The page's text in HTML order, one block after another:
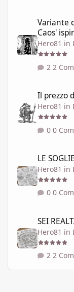
Variante
Caos'
Hero81 in
2
Il prezzo
Hero81 in
0
LE
Hero81 in
0
SEI
Hero81 in
2